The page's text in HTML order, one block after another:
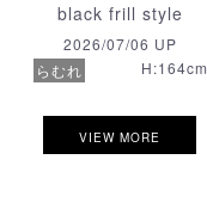
black frill style
2026/07/06 UP
らむれ
H:164cm
VIEW MORE